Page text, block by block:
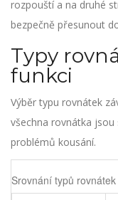
rozpouští a na druhé
bezpečně přesunout
Typy
funkci
Výběr typu rovnátek
všechna rovnátka
problémů kousání.
Srovnání typů rovnátek